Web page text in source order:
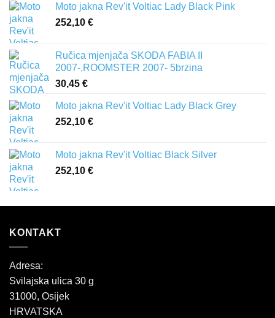
Moto jakna Rev'it Voltiac Lady Black Pink
252,10 €
Ručica mjenjača SKODA FABIA II
2007-,ROOMSTER 2007- 5brzina
30,45 €
Moto jakna Rev'it Voltiac Lady Black Grey
252,10 €
Moto jakna Rev'it Voltiac Black Silver
252,10 €
KONTAKT
Adresa:
Svilajska ulica 30 g
31000, Osijek
HRVATSKA